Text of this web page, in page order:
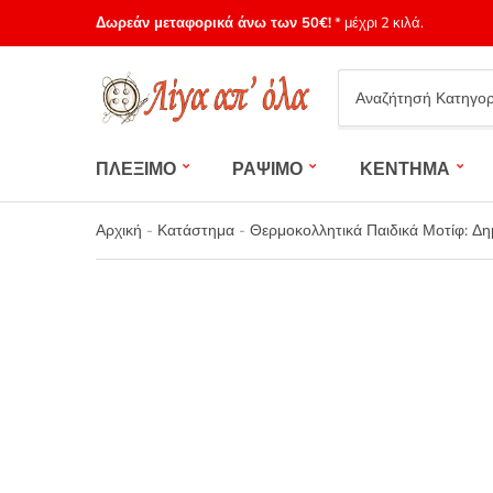
Δωρεάν μεταφορικά άνω των 50€!* μέχρι 2 κιλά.
Category
name
ΠΛΕΞΙΜΟ ΡΑΨΙΜΟ ΚΕΝΤΗΜΑ
Αρχική - Κατάστημα - Θερμοκολλητικά Παιδικά Μοτίφ: